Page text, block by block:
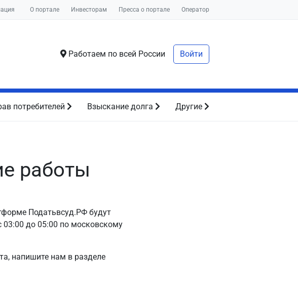
О портале Инвесторам Пресса о портале Оператор
Работаем по всей России Войти
потребителей Взыскание долга Другие
работы
Податьвсуд.РФ будут
03:00 до 05:00 по московскому
напишите нам в разделе